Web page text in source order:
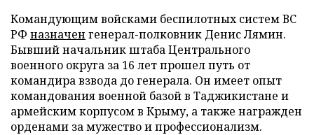
Командующим войсками беспилотных систем ВС
РФ назначен генерал-полковник Денис Лямин.
Бывший начальник штаба Центрального
военного округа за 16 лет прошел путь от
командира взвода до генерала. Он имеет опыт
командования военной базой в Таджикистане и
армейским корпусом в Крыму, а также награжден
орденами за мужество и профессионализм.